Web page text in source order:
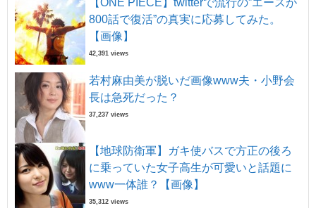
【ONE PIECE】twitterで流行の”エースが
800話で復活”の真実に応募してみた。
【画像】
42,391 views
若村麻由美が脱いだ画像www夫・小野会
長は急死だった？
37,237 views
【地球防衛軍】ガキ使バスで方正の後ろ
に乗っていた女子高生が可愛いと話題に
www一体誰？【画像】
35,312 views